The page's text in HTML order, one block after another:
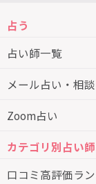
占う
占い師一覧
メール占い・相談
Zoom占い
カテゴリ別占い
口コミ高評価ラ